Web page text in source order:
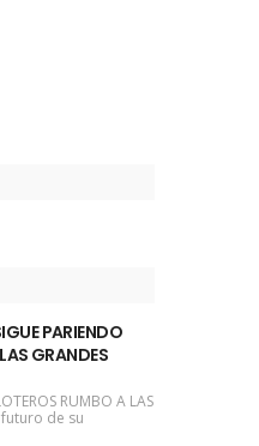
PARIENDO
GRANDES
RUMBO A LAS
de su